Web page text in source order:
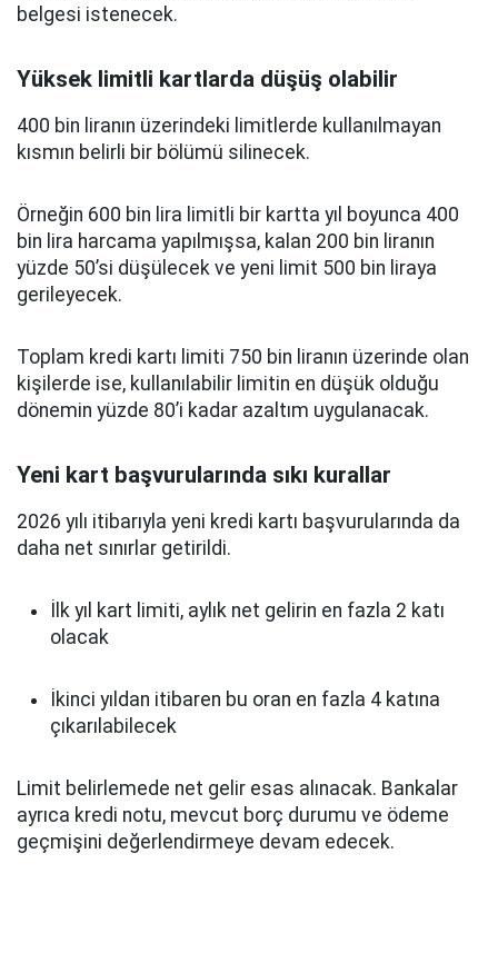
belgesi istenecek.
Yüksek limitli kartlarda düşüş olabilir
400 bin liranın üzerindeki limitlerde kullanılmayan
kısmın belirli bir bölümü silinecek.
Örneğin 600 bin lira limitli bir kartta yıl boyunca 400
bin lira harcama yapılmışsa, kalan 200 bin liranın
yüzde 50’si düşülecek ve yeni limit 500 bin liraya
gerileyecek.
Toplam kredi kartı limiti 750 bin liranın üzerinde olan
kişilerde ise, kullanılabilir limitin en düşük olduğu
dönemin yüzde 80’i kadar azaltım uygulanacak.
Yeni kart başvurularında sıkı kurallar
2026 yılı itibarıyla yeni kredi kartı başvurularında da
daha net sınırlar getirildi.
İlk yıl kart limiti, aylık net gelirin en fazla 2 katı
olacak
İkinci yıldan itibaren bu oran en fazla 4 katına
çıkarılabilecek
Limit belirlemede net gelir esas alınacak. Bankalar
ayrıca kredi notu, mevcut borç durumu ve ödeme
geçmişini değerlendirmeye devam edecek.